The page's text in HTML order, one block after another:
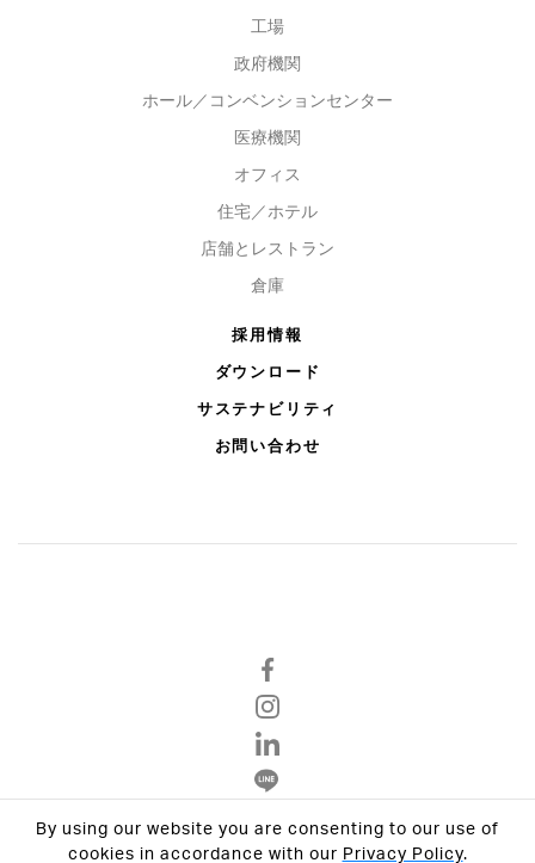
工場
政府機関
ホール／コンベンションセンター
医療機関
オフィス
住宅／ホテル
店舗とレストラン
倉庫
採用情報
ダウンロード
サステナビリティ
お問い合わせ
Privacy Policy
By using our website you are consenting to our use of
cookies in accordance with our Privacy Policy.